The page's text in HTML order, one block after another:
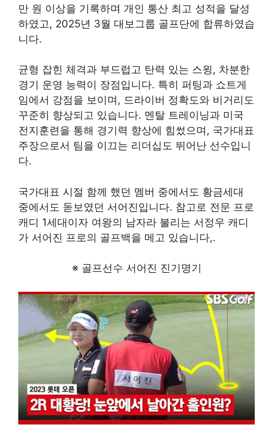
만 원 이상을 기록하며 개인 통산 최고 성적을 달성
하였고, 2025년 3월 대보그룹 골프단에 합류하였습
니다.
균형 잡힌 체격과 부드럽고 탄력 있는 스윙, 차분한
경기 운영 능력이 장점입니다. 특히 퍼팅과 쇼트게
임에서 강점을 보이며, 드라이버 정확도와 비거리도
꾸준히 향상되고 있습니다. 멘탈 트레이닝과 미국
전지훈련을 통해 경기력 향상에 힘썼으며, 국가대표
주장으로서 팀을 이끄는 리더십도 뛰어난 선수입니
다.
국가대표 시절 함께 했던 멤버 중에서도 황금세대
중에서도 돋보였던 서어진입니다. 참고로 전문 프로
캐디 1세대이자 여왕의 남자라 불리는 서정우 캐디
가 서어진 프로의 골프백을 메고 있습니다,.
※ 골프선수 서어진 진기명기